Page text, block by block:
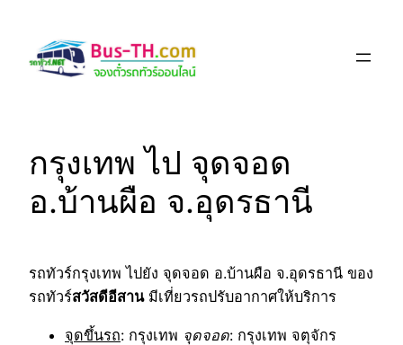
content
กรุงเทพ ไป จุดจอด
อ.บ้านผือ จ.อุดรธานี
รถทัวร์กรุงเทพ ไปยัง จุดจอด อ.บ้านผือ จ.อุดรธานี ของ
รถทัวร์สวัสดีอีสานมีเที่ยวรถปรับอากาศให้บริการ
จุดขึ้นรถ: กรุงเทพ จุดจอด: กรุงเทพ จตุจักร